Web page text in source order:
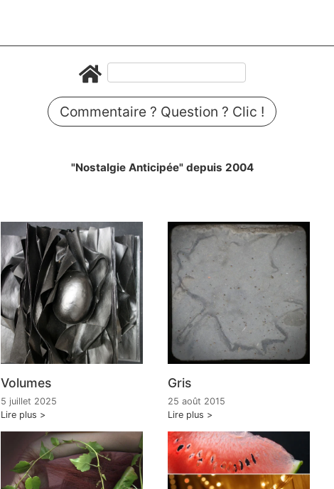
Commentaire ? Question ? Clic !
"Nostalgie Anticipée" depuis 2004
Volumes
5 juillet 2025
Lire plus
Gris
25 août 2015
Lire plus